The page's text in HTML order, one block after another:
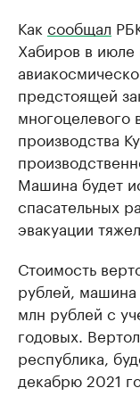
Как сообщал
Хабиров в
предстоящей
многоцелевого
производства
Машина будет
спасательных
эвакуации
Стоимость
рублей,
млн рублей с
годовых.
республика,
декабрю 2021